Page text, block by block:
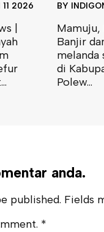
16 2026
|
dan
Badan
anda.
published. Fields
*